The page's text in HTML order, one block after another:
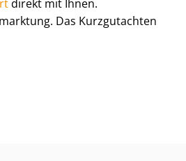
direkt mit Ihnen.
Das Kurzgutachten